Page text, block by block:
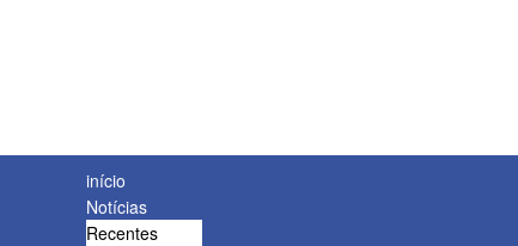
início
Notícias
Recentes